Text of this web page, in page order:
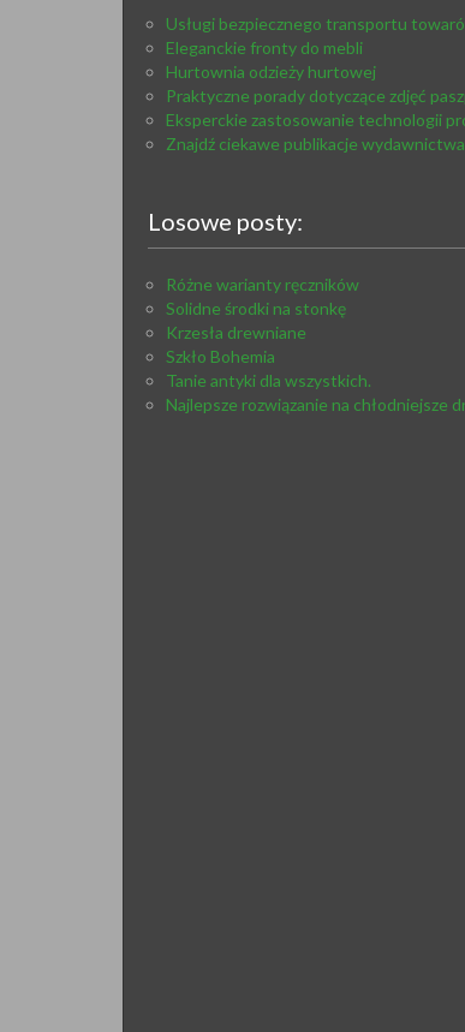
Usługi bezpiecznego transportu
Eleganckie fronty do mebli
Hurtownia odzieży hurtowej
Praktyczne porady dotyczące zdjęć
Eksperckie zastosowanie technologii
Znajdź ciekawe publikacje
Losowe posty:
Różne warianty ręczników
Solidne środki na stonkę
Krzesła drewniane
Szkło Bohemia
Tanie antyki dla wszystkich.
Najlepsze rozwiązanie na chłodniejsze